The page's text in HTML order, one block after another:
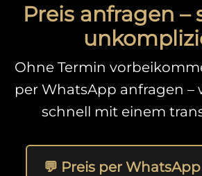
Preis anfragen –
Ohne Termin
per WhatsApp anfragen –
schnell mit einem
💬 Preis per